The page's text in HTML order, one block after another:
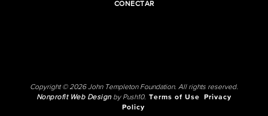
CONECTAR
Copyright © 2026 John Templeton Foundation. All rights reserved.
Nonprofit Web Designby Push10. Terms of Use
Privacy
Policy